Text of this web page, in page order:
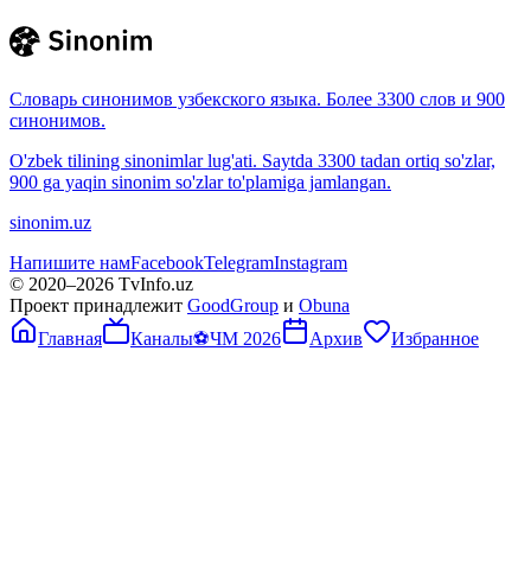
Словарь синонимов узбекского языка. Более 3300 слов и 900
синонимов.
O'zbek tilining sinonimlar lug'ati. Saytda 3300 tadan ortiq so'zlar,
900 ga yaqin sinonim so'zlar to'plamiga jamlangan.
sinonim.uz
Напишите намFacebookTelegramInstagram
© 2020–2026 TvInfo.uz
Проект принадлежит GoodGroup и Obuna
Главная
Каналы⚽ЧМ 2026 Архив Избранное